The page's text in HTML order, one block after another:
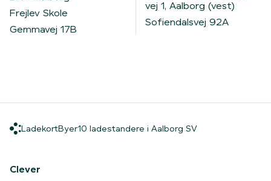
Frejlev Skole
Gemmavej 17B
vej 1, Aalborg (vest)
Sofiendalsvej 92A
LadekortLadekort
ByerByer
10 ladestandere i Aalborg SV10 ladestandere i
Clever